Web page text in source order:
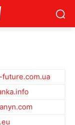
future.com.ua